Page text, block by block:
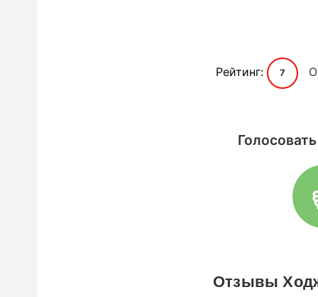
Рейтинг: 7
Отзывы